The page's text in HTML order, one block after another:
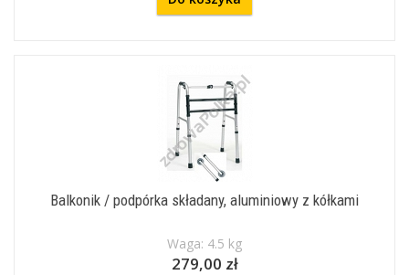
Balkonik / podpórka składany, aluminiowy z kółkami
Waga: 4.5 kg
279,00 zł